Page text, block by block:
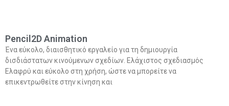
Pencil2D Animation
Ένα εύκολο, διαισθητικό εργαλείο για τη δημιουργία
δισδιάστατων κινούμενων σχεδίων. Ελάχιστος σχεδιασμός
Ελαφρύ και εύκολο στη χρήση, ώστε να μπορείτε να
επικεντρωθείτε στην κίνηση και